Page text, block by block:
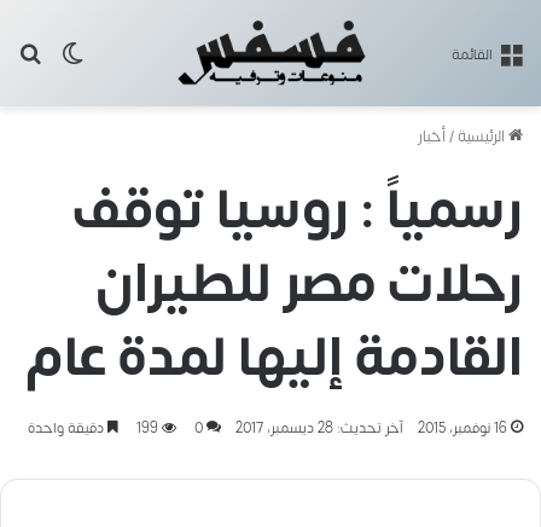
القائمة
الرئيسية/أخبار
رسمياً : روسيا توقف
رحلات مصر للطيران
القادمة إليها لمدة عام
16 نوفمبر، 2015 آخر تحديث: 28 ديسمبر، 2017 0
199 دقيقة واحدة